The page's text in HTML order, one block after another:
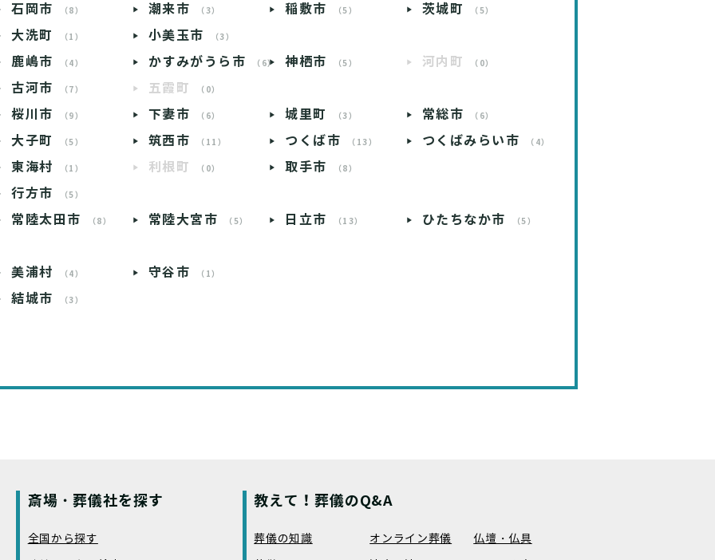
石岡市 （8） 潮来市 （3） 稲敷市 （5） 茨城町 （5）
大洗町 （1） 小美玉市 （3）
鹿嶋市 （4） かすみがうら市 （6） 神栖市 （5） 河内町 （0）
古河市 （7） 五霞町 （0）
桜川市 （9） 下妻市 （6） 城里町 （3） 常総市 （6）
大子町 （5） 筑西市 （11） つくば市 （13） つくばみらい市 （4）
東海村 （1） 利根町 （0） 取手市 （8）
行方市 （5）
常陸太田市 （8） 常陸大宮市 （5） 日立市 （13） ひたちなか市 （5）
美浦村 （4） 守谷市 （1）
結城市 （3）
斎場・葬儀社を探す
全国から探す
教えて！葬儀のQ&A
葬儀の知識 オンライン葬儀
仏壇・仏具